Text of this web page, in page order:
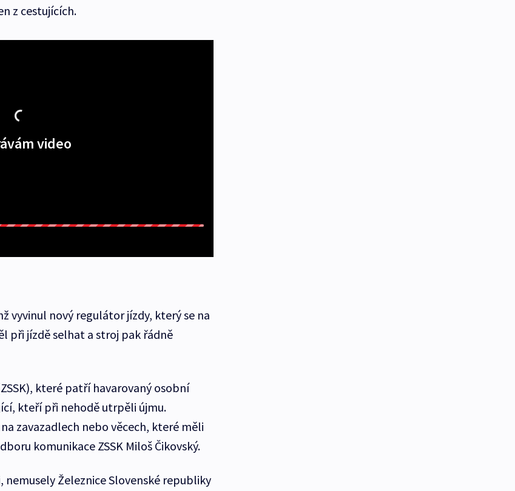
z cestujících.
video
vyvinul nový regulátor jízdy, který se na
při jízdě selhat a stroj pak řádně
které patří havarovaný osobní
kteří při nehodě utrpěli újmu.
zavazadlech nebo věcech, které měli
komunikace ZSSK Miloš Čikovský.
nemusely Železnice Slovenské republiky